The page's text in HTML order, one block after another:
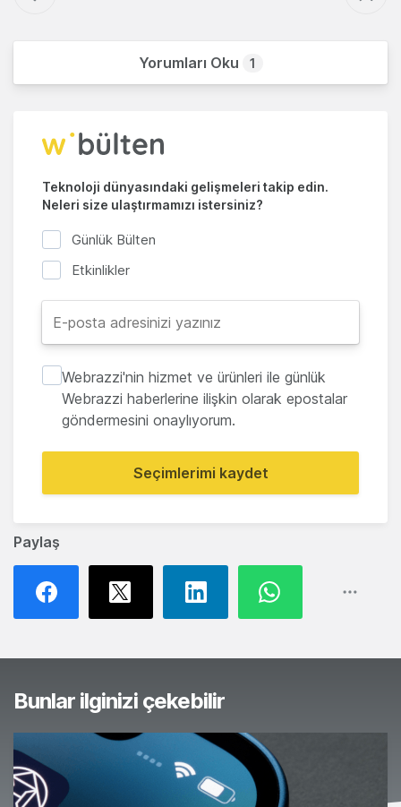
Paylaş
Yorumları Oku 1
Teknoloji dünyasındaki gelişmeleri takip edin.
Neleri size ulaştırmamızı istersiniz?
Günlük Bülten
Etkinlikler
Webrazzi'nin hizmet ve ürünleri ile günlük
Webrazzi haberlerine ilişkin olarak epostalar
göndermesini onaylıyorum.
Seçimlerimi kaydet
Bunlar ilginizi çekebilir